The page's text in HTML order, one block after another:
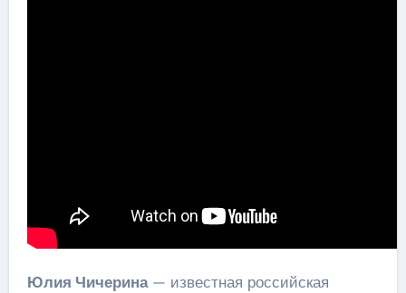
Юлия Чичерина— известная российская